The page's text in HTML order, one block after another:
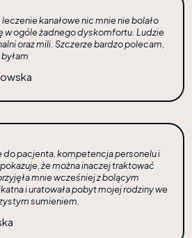
kanałowe nic mnie nie bolało
w ogóle żadnego dyskomfortu. Ludzie
oraz mili. Szczerze bardzo polecam,
pacjenta, kompetencja personelu i
że można inaczej traktować
mnie wcześniej z bolącym
i uratowała pobyt mojej rodziny we
sumieniem.